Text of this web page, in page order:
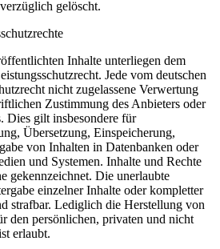
gelöscht.
Inhalte unterliegen dem
Jede vom deutschen
nicht zugelassene Verwertung
Zustimmung des Anbieters oder
Dies gilt insbesondere für
Übersetzung, Einspeicherung,
von Inhalten in Datenbanken oder
und Systemen. Inhalte und Rechte
gekennzeichnet. Die unerlaubte
einzelner Inhalte oder kompletter
strafbar. Lediglich die Herstellung von
den persönlichen, privaten und nicht
erlaubt.